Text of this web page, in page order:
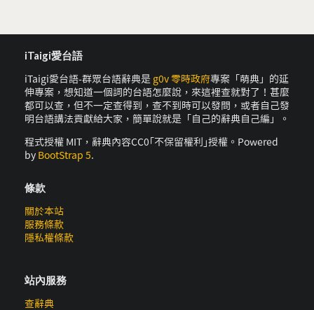
iTaigi愛台語
iTaigi愛台語-群眾台語辭典是 g0v 零時政府專案「萌典」的延
伸專案，想知道一個詞的台語怎麼說，來這裡查就對了！甚麼
都可以查，但不一定查得到，查不到時可以發問，或者自己發
明台語講法貢獻給大家，簡單說就是「自己的辭典自己編」。
程式授權 MIT，辭典內容CC0｢不保留權利｣授權。Powered
by BootStrap 5.
條款
關於本站
服務條款
隱私權條款
站內服務
查辭典